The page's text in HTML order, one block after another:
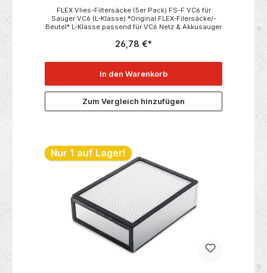
FLEX Vlies-Filtersäcke (5er Pack) FS-F VC6 für
Sauger VC6 (L-Klasse) *Original FLEX-Filersäcke/-
Beutel* L-Klasse passend für VC6 Netz & Akkusauger
26,78 €*
In den Warenkorb
Zum Vergleich hinzufügen
Nur 1 auf Lager!